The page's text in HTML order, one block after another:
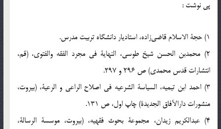
پي نوشت :
1) حجة الاسلام قاضی‌زاده، استادیار دانشگاه تربیت مدرس.
2) محمدبن الحسن شیخ طوسی، النهایة فی مجرد الفقه والفتوی، (قم،
انتشارات قدس محمدی) ص 296 و 297.
3) احمد ابن تیمیه، السیاسة الشرعیه فی اصلاح الراعی و الرعیة، (بیروت،
منشورات دارالآفاق الجدیدة) چاپ اول، ص 131.
4) عبدالکریم زیدان، مجموعة بحوث فقهیه، (بیروت، موسسة الرسالة،